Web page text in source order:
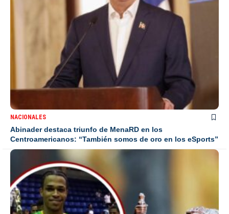
NACIONALES
Abinader destaca triunfo de MenaRD en los
Centroamericanos: “También somos de oro en los eSports”